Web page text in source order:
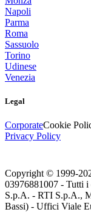
Napoli
Parma
Roma
Sassuolo
Torino
Udinese
Venezia
Legal
CorporateCookie
Privacy Policy
Copyright © 1999-
03976881007 - Tutti
S.p.A. - RTI S.p.A.,
Bassi) - Uffici Viale